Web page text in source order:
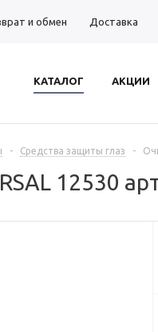
и обмен Доставка
КАТАЛОГ АКЦИИ
- Средства защиты глаз -
12530